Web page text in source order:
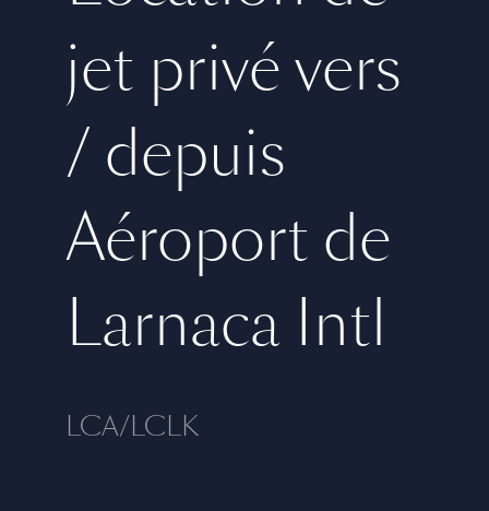
jet privé vers
/ depuis
Aéroport de
Larnaca Intl
LCA/LCLK